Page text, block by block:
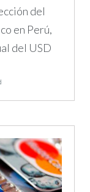
del
en Perú,
del USD